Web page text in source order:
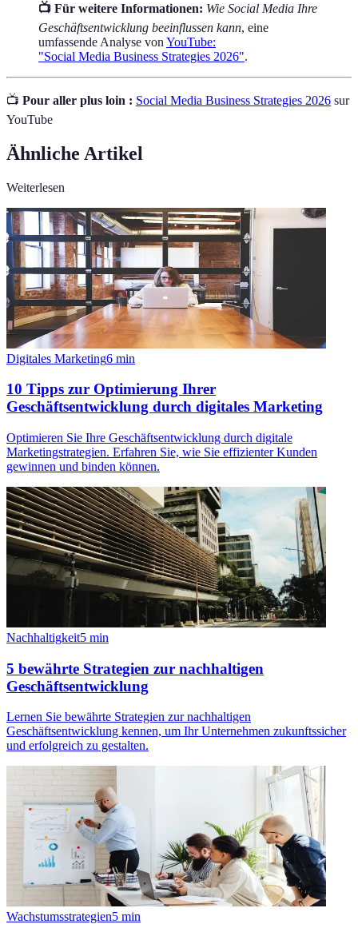
📺 Für weitere Informationen: Wie Social Media Ihre
Geschäftsentwicklung beeinflussen kann, eine
umfassende Analyse von YouTube:
"Social Media Business Strategies 2026".
📺 Pour aller plus loin : Social Media Business Strategies 2026 sur
YouTube
Ähnliche Artikel
Weiterlesen
Digitales Marketing6 min
10 Tipps zur Optimierung Ihrer
Geschäftsentwicklung durch digitales Marketing
Optimieren Sie Ihre Geschäftsentwicklung durch digitale
Marketingstrategien. Erfahren Sie, wie Sie effizienter Kunden
gewinnen und binden können.
Nachhaltigkeit5 min
5 bewährte Strategien zur nachhaltigen
Geschäftsentwicklung
Lernen Sie bewährte Strategien zur nachhaltigen
Geschäftsentwicklung kennen, um Ihr Unternehmen zukunftssicher
und erfolgreich zu gestalten.
Wachstumsstrategien5 min